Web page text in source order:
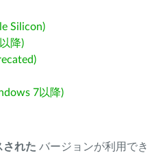
Silicon)
降)
7以降)
された バージョンが利用でき